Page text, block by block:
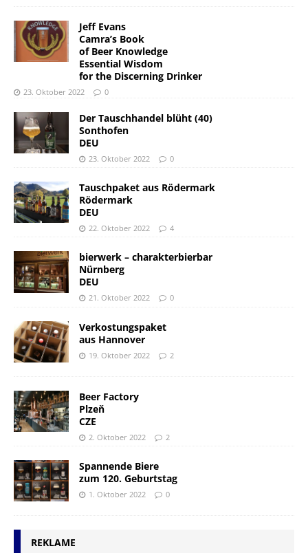
Jeff Evans
Camra’s Book
of Beer Knowledge
Essential Wisdom
for the Discerning Drinker
23. Oktober 2022 0
Der Tauschhandel blüht (40)
Sonthofen
DEU
23. Oktober 2022 0
Tauschpaket aus Rödermark
Rödermark
DEU
22. Oktober 2022 4
bierwerk – charakterbierbar
Nürnberg
DEU
21. Oktober 2022 0
Verkostungspaket
aus Hannover
19. Oktober 2022 2
Beer Factory
Plzeň
CZE
2. Oktober 2022 2
Spannende Biere
zum 120. Geburtstag
1. Oktober 2022 0
REKLAME